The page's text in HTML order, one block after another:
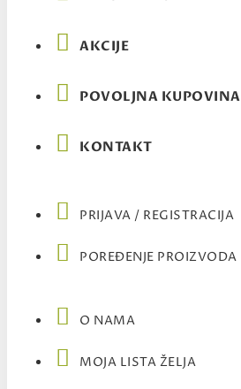
AKCIJE
POVOLJNA KUPOVINA
KONTAKT
PRIJAVA / REGISTRACIJA
POREĐENJE PROIZVODA
O NAMA
MOJA LISTA ŽELJA